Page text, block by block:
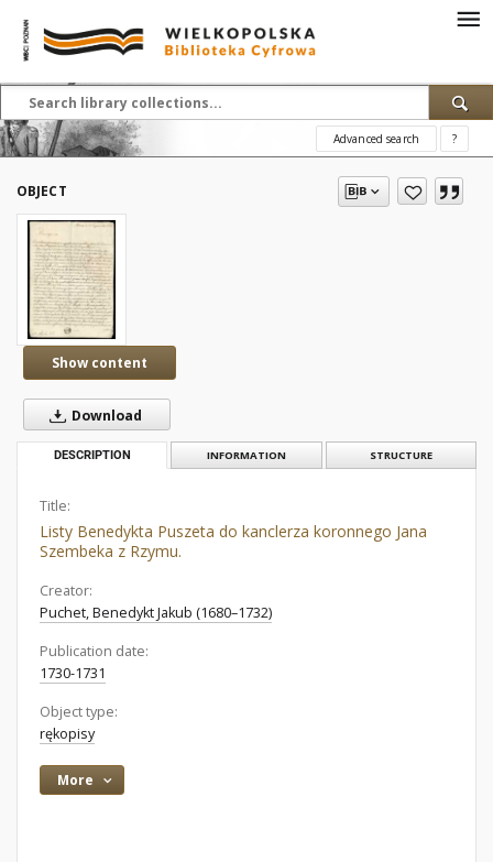
Advanced search ?
OBJECT
Show content
Download
DESCRIPTION INFORMATION STRUCTURE
Title:
Listy Benedykta Puszeta do kanclerza koronnego Jana
Szembeka z Rzymu.
Creator:
Puchet, Benedykt Jakub (1680–1732)
Publication date:
1730-1731
Object type:
rękopisy
More